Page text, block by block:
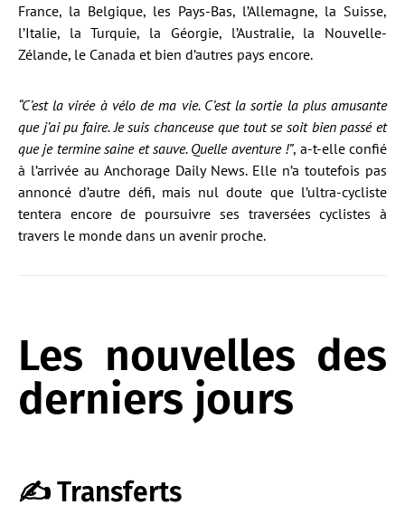
France, la Belgique, les Pays-Bas, l’Allemagne, la Suisse,
l’Italie, la Turquie, la Géorgie, l’Australie, la Nouvelle-
Zélande, le Canada et bien d’autres pays encore.
“C’est la virée à vélo de ma vie. C’est la sortie la plus amusante
que j’ai pu faire. Je suis chanceuse que tout se soit bien passé et
que je termine saine et sauve. Quelle aventure !”, a-t-elle confié
à l’arrivée au Anchorage Daily News. Elle n’a toutefois pas
annoncé d’autre défi, mais nul doute que l’ultra-cycliste
tentera encore de poursuivre ses traversées cyclistes à
travers le monde dans un avenir proche.
Les nouvelles des
derniers jours
✍️ Transferts